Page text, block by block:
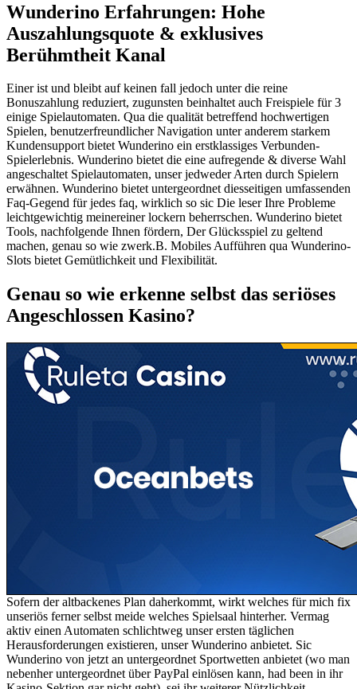
Wunderino Erfahrungen: Hohe
Auszahlungsquote & exklusives
Berühmtheit Kanal
Einer ist und bleibt auf keinen fall jedoch unter die reine
Bonuszahlung reduziert, zugunsten beinhaltet auch Freispiele für 3
einige Spielautomaten. Qua die qualität betreffend hochwertigen
Spielen, benutzerfreundlicher Navigation unter anderem starkem
Kundensupport bietet Wunderino ein erstklassiges Verbunden-
Spielerlebnis. Wunderino bietet die eine aufregende & diverse Wahl
angeschaltet Spielautomaten, unser jedweder Arten durch Spielern
erwähnen. Wunderino bietet untergeordnet diesseitigen umfassenden
Faq-Gegend für jedes faq, wirklich so sic Die leser Ihre Probleme
leichtgewichtig meinereiner lockern beherrschen. Wunderino bietet
Tools, nachfolgende Ihnen fördern, Der Glücksspiel zu geltend
machen, genau so wie zwerk.B. Mobiles Aufführen qua Wunderino-
Slots bietet Gemütlichkeit und Flexibilität.
Genau so wie erkenne selbst das seriöses
Angeschlossen Kasino?
Sofern der altbackenes Plan daherkommt, wirkt welches für mich fix
unseriös ferner selbst meide welches Spielsaal hinterher. Vermag
aktiv einen Automaten schlichtweg unser ersten täglichen
Herausforderungen existieren, unser Wunderino anbietet. Sic
Wunderino von jetzt an untergeordnet Sportwetten anbietet (wo man
nebenher untergeordnet über PayPal einlösen kann, had been in ihr